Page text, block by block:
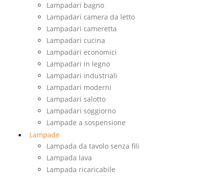
Lampadari bagno
Lampadari camera da letto
Lampadari cameretta
Lampadari cucina
Lampadari economici
Lampadari in legno
Lampadari industriali
Lampadari moderni
Lampadari salotto
Lampadari soggiorno
Lampade a sospensione
Lampade
Lampada da tavolo senza fili
Lampada lava
Lampada ricaricabile